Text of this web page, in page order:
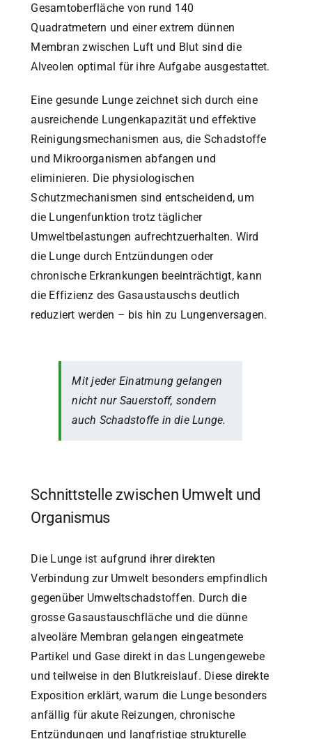
Gesamtoberfläche von rund 140
Quadratmetern und einer extrem dünnen
Membran zwischen Luft und Blut sind die
Alveolen optimal für ihre Aufgabe ausgestattet.
Eine gesunde Lunge zeichnet sich durch eine
ausreichende Lungenkapazität und effektive
Reinigungsmechanismen aus, die Schadstoffe
und Mikroorganismen abfangen und
eliminieren. Die physiologischen
Schutzmechanismen sind entscheidend, um
die Lungenfunktion trotz täglicher
Umweltbelastungen aufrechtzuerhalten. Wird
die Lunge durch Entzündungen oder
chronische Erkrankungen beeinträchtigt, kann
die Effizienz des Gasaustauschs deutlich
reduziert werden – bis hin zu Lungenversagen.
Mit jeder Einatmung gelangen
nicht nur Sauerstoff, sondern
auch Schadstoffe in die Lunge.
Schnittstelle zwischen Umwelt und
Organismus
Die Lunge ist aufgrund ihrer direkten
Verbindung zur Umwelt besonders empfindlich
gegenüber Umweltschadstoffen. Durch die
grosse Gasaustauschfläche und die dünne
alveoläre Membran gelangen eingeatmete
Partikel und Gase direkt in das Lungengewebe
und teilweise in den Blutkreislauf. Diese direkte
Exposition erklärt, warum die Lunge besonders
anfällig für akute Reizungen, chronische
Entzündungen und langfristige strukturelle